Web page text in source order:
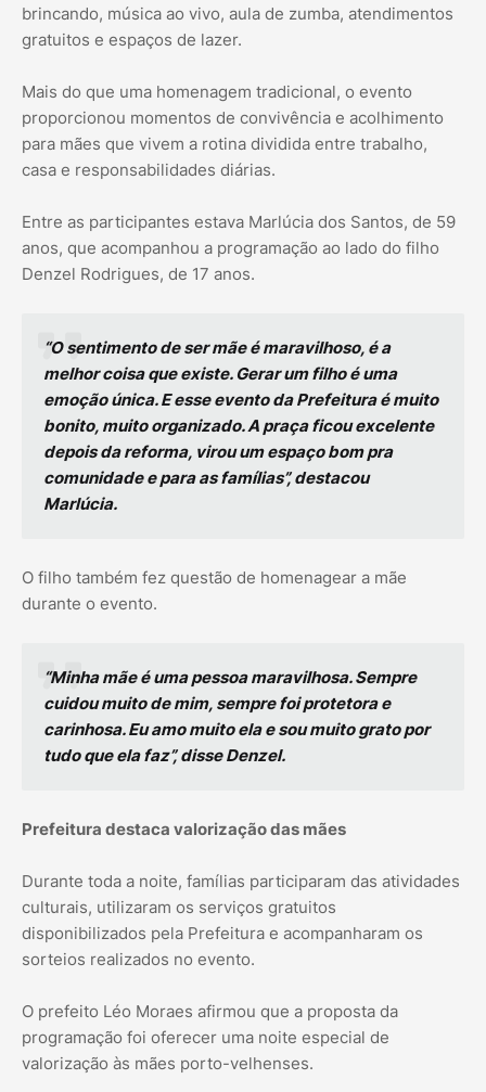
brincando, música ao vivo, aula de zumba, atendimentos
gratuitos e espaços de lazer.
Mais do que uma homenagem tradicional, o evento
proporcionou momentos de convivência e acolhimento
para mães que vivem a rotina dividida entre trabalho,
casa e responsabilidades diárias.
Entre as participantes estava Marlúcia dos Santos, de 59
anos, que acompanhou a programação ao lado do filho
Denzel Rodrigues, de 17 anos.
“O sentimento de ser mãe é maravilhoso, é a
melhor coisa que existe. Gerar um filho é uma
emoção única. E esse evento da Prefeitura é muito
bonito, muito organizado. A praça ficou excelente
depois da reforma, virou um espaço bom pra
comunidade e para as famílias”, destacou
Marlúcia.
O filho também fez questão de homenagear a mãe
durante o evento.
“Minha mãe é uma pessoa maravilhosa. Sempre
cuidou muito de mim, sempre foi protetora e
carinhosa. Eu amo muito ela e sou muito grato por
tudo que ela faz”, disse Denzel.
Prefeitura destaca valorização das mães
Durante toda a noite, famílias participaram das atividades
culturais, utilizaram os serviços gratuitos
disponibilizados pela Prefeitura e acompanharam os
sorteios realizados no evento.
O prefeito Léo Moraes afirmou que a proposta da
programação foi oferecer uma noite especial de
valorização às mães porto-velhenses.